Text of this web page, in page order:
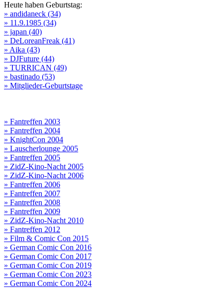
Heute haben Geburtstag:
» andidaneck (34)
» 11.9.1985 (34)
» japan (40)
» DeLoreanFreak (41)
» Aika (43)
» DJFuture (44)
» TURRICAN (49)
» bastinado (53)
» Mitglieder-Geburtstage
» Fantreffen 2003
» Fantreffen 2004
» KnightCon 2004
» Lauscherlounge 2005
» Fantreffen 2005
» ZidZ-Kino-Nacht 2005
» ZidZ-Kino-Nacht 2006
» Fantreffen 2006
» Fantreffen 2007
» Fantreffen 2008
» Fantreffen 2009
» ZidZ-Kino-Nacht 2010
» Fantreffen 2012
» Film & Comic Con 2015
» German Comic Con 2016
» German Comic Con 2017
» German Comic Con 2019
» German Comic Con 2023
» German Comic Con 2024